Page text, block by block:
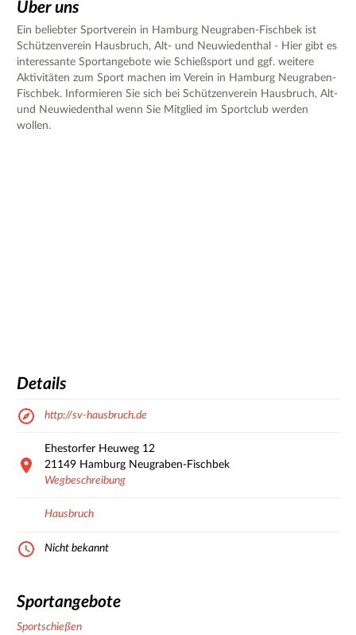
Über uns
Ein beliebter Sportverein in Hamburg Neugraben-Fischbek ist
Schützenverein Hausbruch, Alt- und Neuwiedenthal - Hier gibt es
interessante Sportangebote wie Schießsport und ggf. weitere
Aktivitäten zum Sport machen im Verein in Hamburg Neugraben-
Fischbek. Informieren Sie sich bei Schützenverein Hausbruch, Alt-
und Neuwiedenthal wenn Sie Mitglied im Sportclub werden
wollen.
Details
http://sv-hausbruch.de
Ehestorfer Heuweg 12
21149 Hamburg Neugraben-Fischbek
Wegbeschreibung
Hausbruch
Nicht bekannt
Sportangebote
Sportschießen